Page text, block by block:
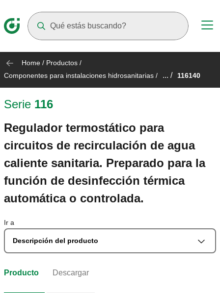
Home / Productos /
Componentes para instalaciones hidrosanitarias / ... / 116140
Serie 116
Regulador termostático para
circuitos de recirculación de agua
caliente sanitaria. Preparado para la
función de desinfección térmica
automática o controlada.
Ir a
Descripción del producto
Producto Descargar